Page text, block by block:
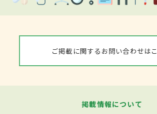
ご掲載に関するお問い合わせは
掲載情報について